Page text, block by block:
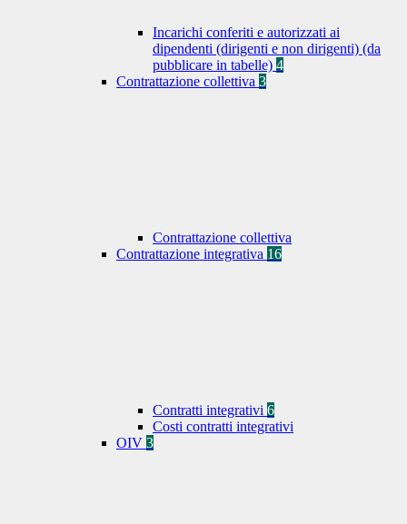
Incarichi conferiti e autorizzati ai
dipendenti (dirigenti e non dirigenti) (da
pubblicare in tabelle) 4
Contrattazione collettiva 3
Contrattazione collettiva
Contrattazione integrativa 16
Contratti integrativi 6
Costi contratti integrativi
OIV 3